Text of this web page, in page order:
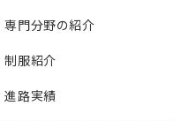
専門分野の紹介
制服紹介
進路実績